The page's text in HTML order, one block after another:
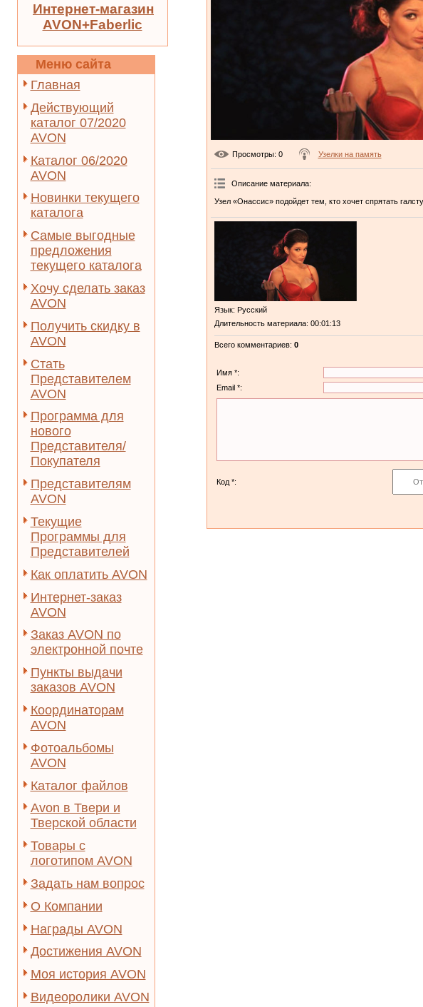
Интернет-магазин
AVON+Faberlic
Меню сайта
Главная
Действующий
каталог 07/2020
AVON
Каталог 06/2020
AVON
Новинки текущего
каталога
Самые выгодные
предложения
текущего каталога
Хочу сделать заказ
AVON
Получить скидку в
AVON
Стать
Представителем
AVON
Программа для
нового
Представителя/
Покупателя
Представителям
AVON
Текущие
Программы для
Представителей
Как оплатить AVON
Интернет-заказ
AVON
Заказ AVON по
электронной почте
Пункты выдачи
заказов AVON
Координаторам
AVON
Фотоальбомы
AVON
Каталог файлов
Avon в Твери и
Тверской области
Товары с
логотипом AVON
Задать нам вопрос
О Компании
Награды AVON
Достижения AVON
Моя история AVON
Видеоролики AVON
Просмотры: 0 Узелки на память
Описание материала:
Узел «Онассис» подойдет тем, кто хочет спрятать
Язык: Русский
Длительность материала: 00:01:13
Всего комментариев: 0
Имя *:
Email *:
Код *: